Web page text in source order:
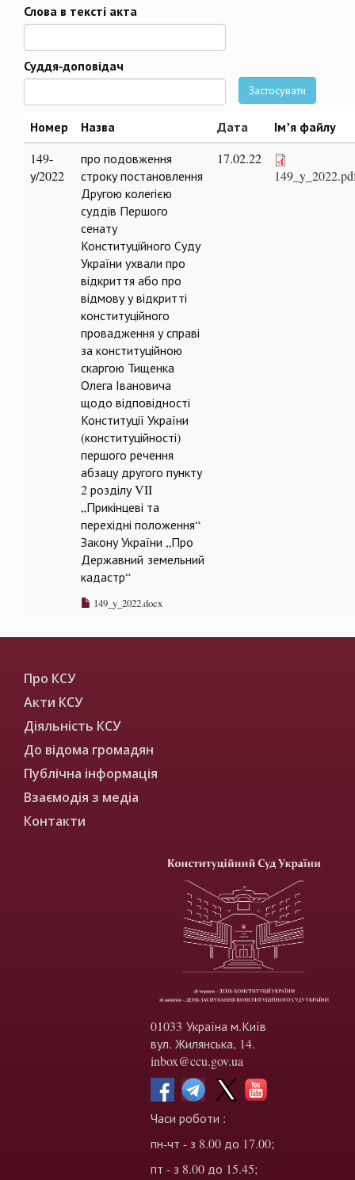
Слова в тексті акта
Суддя-доповідач
Застосувати
Номер Назва Дата Ім’я файлу
149-
у/2022
про подовження
строку постановлення
Другою колегією
суддів Першого
сенату
Конституційного Суду
України ухвали про
відкриття або про
відмову у відкритті
конституційного
провадження у справі
за конституційною
скаргою Тищенка
Олега Івановича
щодо відповідності
Конституції України
(конституційності)
першого речення
абзацу другого пункту
2 розділу VII
„Прикінцеві та
перехідні положення“
Закону України „Про
Державний земельний
кадастр“
149_y_2022.docx
17.02.22
Про КСУ
Акти КСУ
Діяльність КСУ
До відома громадян
Публічна інформація
Взаємодія з медіа
Контакти
01033 Україна м.Київ
вул. Жилянська, 14.
inbox@ccu.gov.ua
Часи роботи :
пн-чт - з 8.00 до 17.00;
пт - з 8.00 до 15.45;